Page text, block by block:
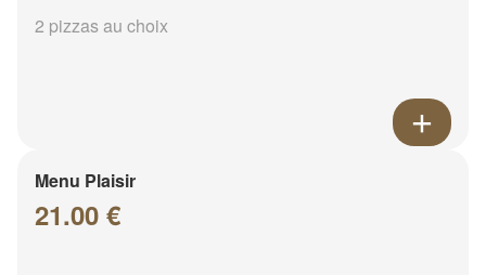
2 pizzas au choix
Menu Plaisir
21.00 €